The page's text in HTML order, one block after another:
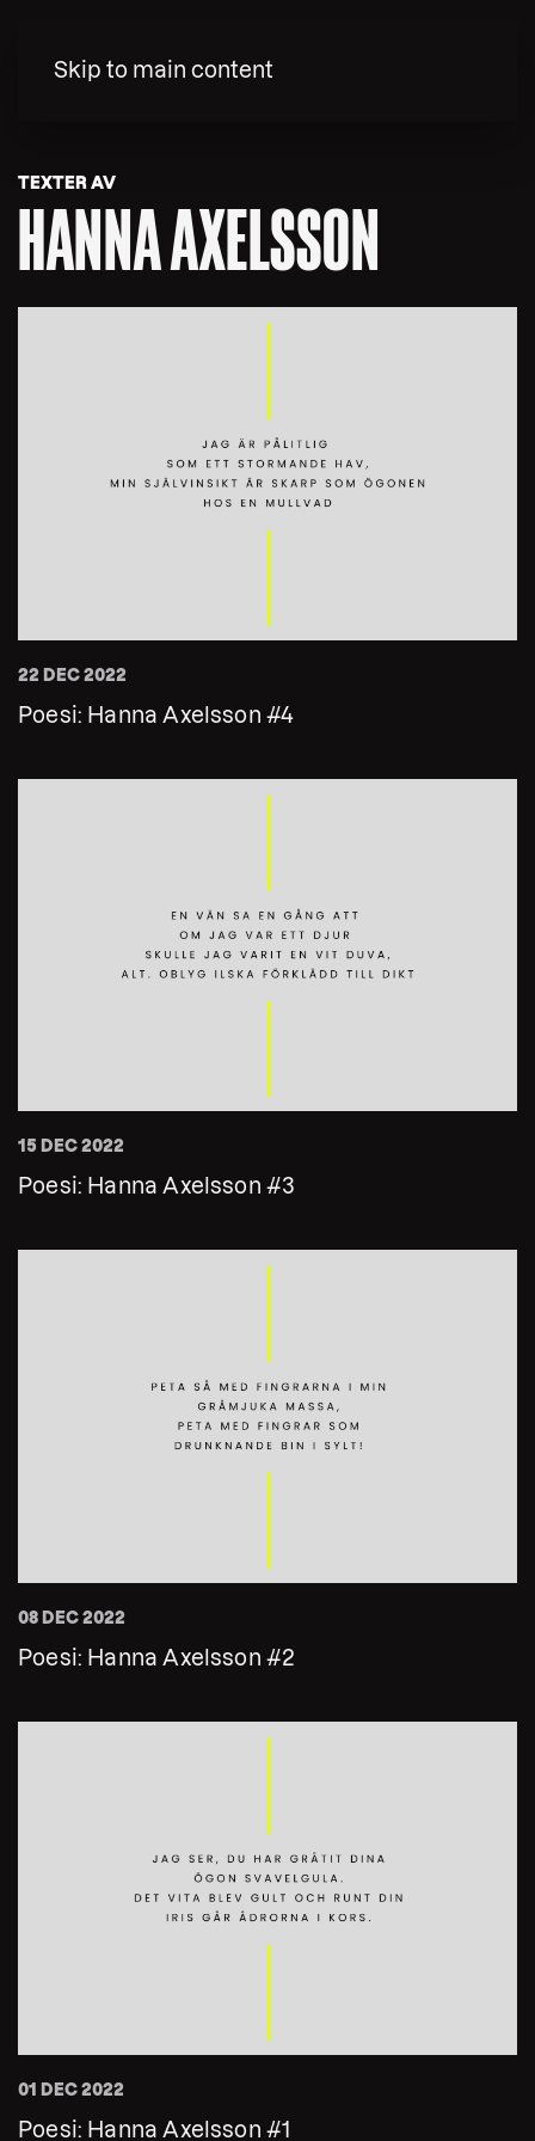
Skip to main content
TEXTER AV
HANNA AXELSSON
22 DEC 2022
Poesi: Hanna Axelsson #4
15 DEC 2022
Poesi: Hanna Axelsson #3
08 DEC 2022
Poesi: Hanna Axelsson #2
01 DEC 2022
Poesi: Hanna Axelsson #1